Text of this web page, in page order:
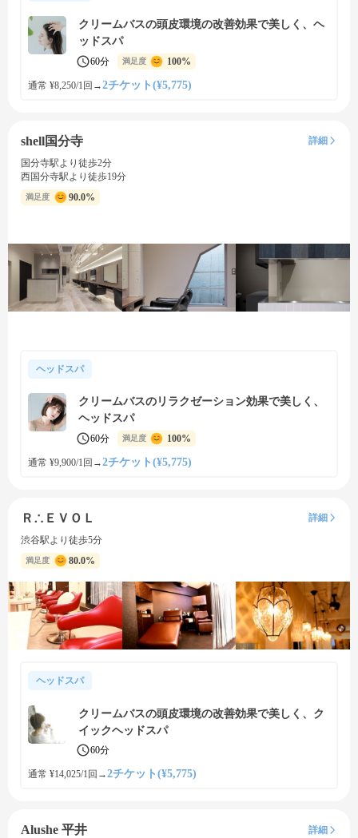
クリームバスの頭皮環境の改善効果で美しく、ヘ
ッドスパ
60分 満足度 100%
通常 ¥8,250/1回 →2チケット(¥5,775)
shell国分寺
詳細
国分寺駅より徒歩2分
西国分寺駅より徒歩19分
満足度 90.0%
ヘッドスパ
クリームバスのリラクゼーション効果で美しく、
ヘッドスパ
60分 満足度 100%
通常 ¥9,900/1回 →2チケット(¥5,775)
Ｒ∴ＥＶＯＬ
詳細
渋谷駅より徒歩5分
満足度 80.0%
ヘッドスパ
クリームバスの頭皮環境の改善効果で美しく、ク
イックヘッドスパ
60分
通常 ¥14,025/1回 →2チケット(¥5,775)
Alushe 平井
詳細